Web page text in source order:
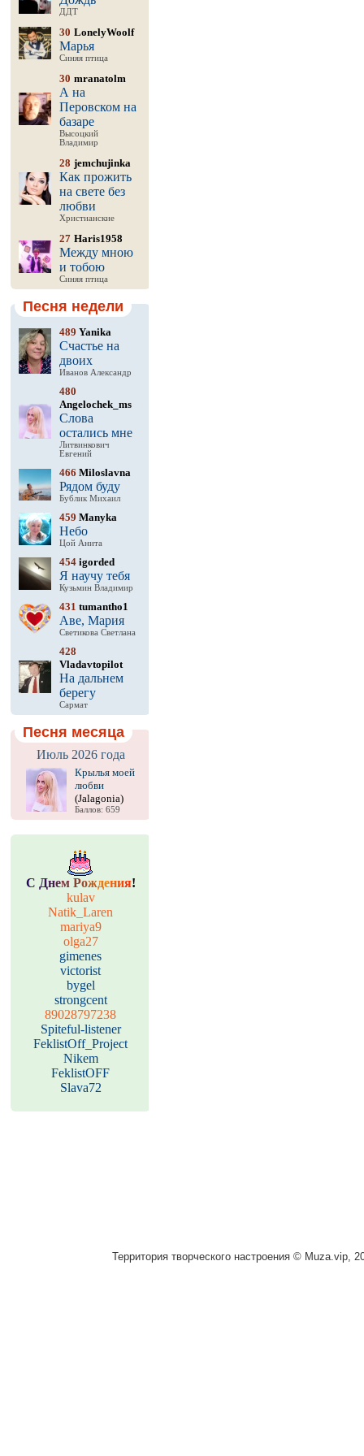
ДДТ
30 LonelyWoolf
Марья
Синяя птица
30 mranatolm
А на
Перовском на
базаре
Высоцкий
Владимир
28 jemchujinka
Как прожить
на свете без
любви
Христианские
27 Haris1958
Между мною
и тобою
Синяя птица
Песня недели
489 Yanika
Счастье на
двоих
Иванов Александр
480
Angelochek_ms
Слова
остались мне
Литвинкович
Евгений
466 Miloslavna
Рядом буду
Бублик Михаил
459 Manyka
Небо
Цой Анита
454 igorded
Я научу тебя
Кузьмин Владимир
431 tumantho1
Аве, Мария
Светикова Светлана
428
Vladavtopilot
На дальнем
берегу
Сармат
Песня месяца
Июль 2026 года
Крылья моей
любви
(Jalagonia)
Баллов: 659
С Днем Рождения!
kulav
Natik_Laren
mariya9
olga27
gimenes
victorist
bygel
strongcent
89028797238
Spiteful-listener
FeklistOff_Project
Nikem
FeklistOFF
Slava72
Территория творческого настроения © Muza.vip,